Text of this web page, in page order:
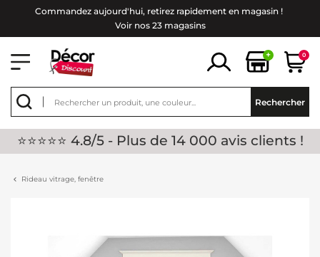
Commandez aujourd'hui, retirez rapidement en magasin !
Voir nos 23 magasins
+ 0
Rechercher
⭐⭐⭐⭐⭐ 4.8/5 - Plus de 14 000 avis clients !
Rideau vitrage, fenêtre